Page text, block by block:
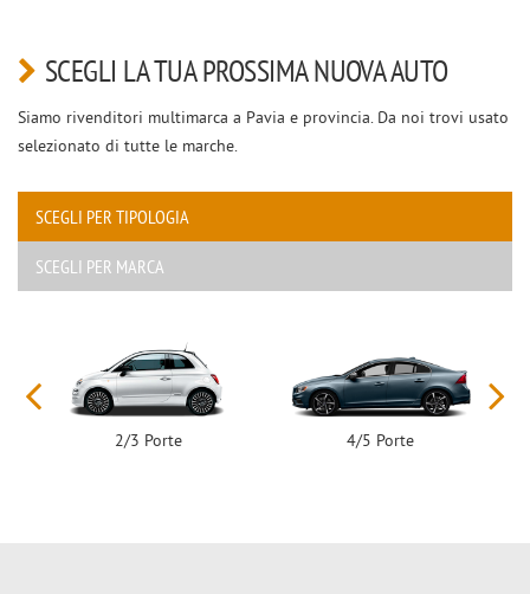
SCEGLI LA TUA PROSSIMA NUOVA AUTO
Siamo rivenditori multimarca a Pavia e provincia. Da noi trovi usato
selezionato di tutte le marche.
SCEGLI PER TIPOLOGIA
SCEGLI PER MARCA
2/3 Porte 4/5 Porte